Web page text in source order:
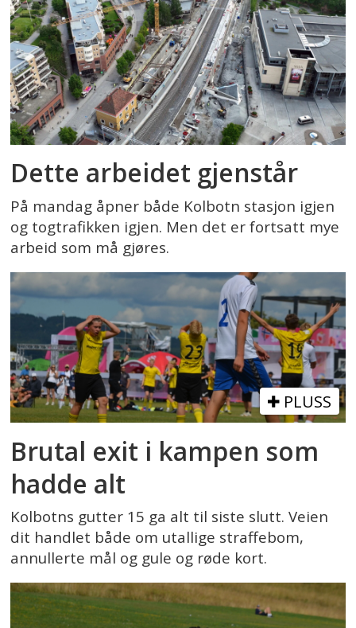
Dette arbeidet gjenstår
På mandag åpner både Kolbotn stasjon igjen
og togtrafikken igjen. Men det er fortsatt mye
arbeid som må gjøres.
PLUSS
Brutal exit i kampen som
hadde alt
Kolbotns gutter 15 ga alt til siste slutt. Veien
dit handlet både om utallige straffebom,
annullerte mål og gule og røde kort.